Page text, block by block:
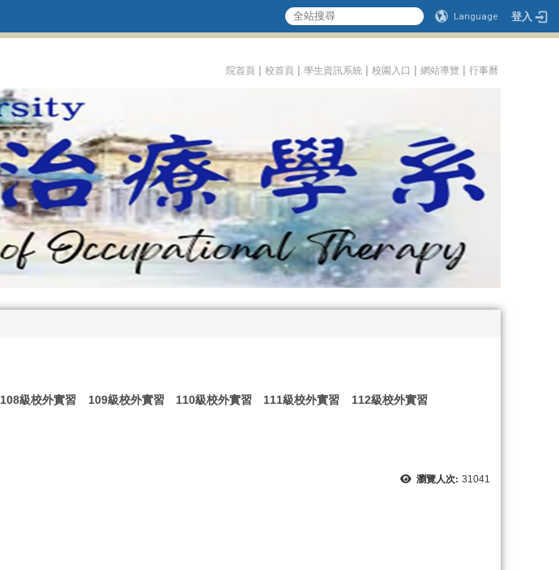
Language 登入
院首頁 | 校首頁 | 學生資訊系統 | 校園入口 | 網站導覽 | 行事曆
108級校外實習 109級校外實習 110級校外實習 111級校外實習 112級校外實習
瀏覽人次: 31041